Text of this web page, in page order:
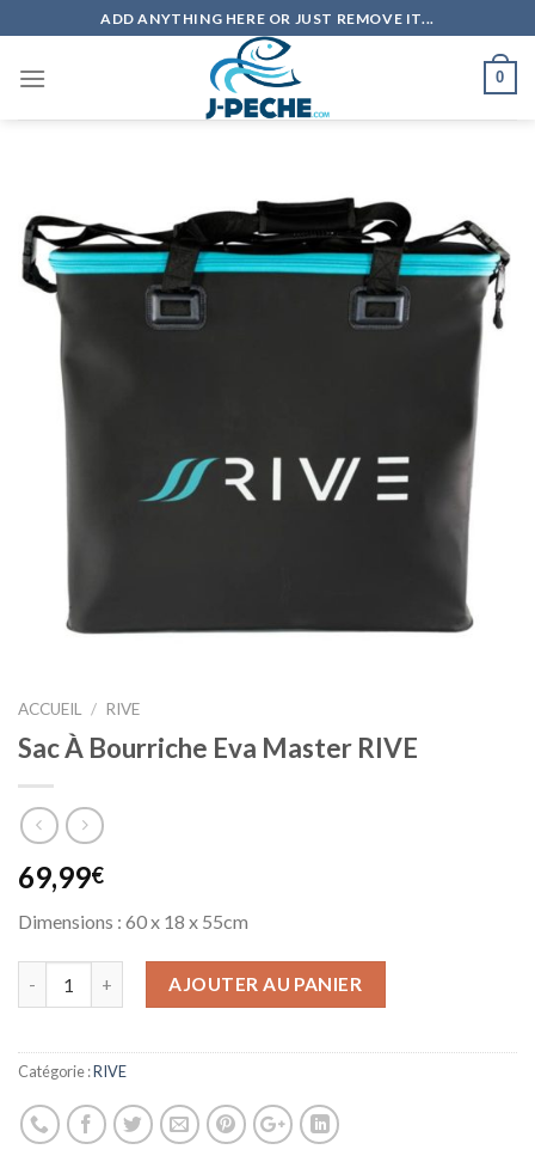
to
content
ADD ANYTHING HERE OR JUST REMOVE IT...
0
ACCUEIL / RIVE
Sac À Bourriche Eva Master RIVE
69,99€
Dimensions : 60 x 18 x 55cm
AJOUTER AU PANIER
Catégorie :RIVE